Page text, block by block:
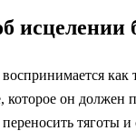
исцелении
воспринимается
которое он должен
переносить тяготы